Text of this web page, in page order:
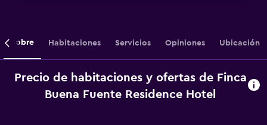
Sobre Habitaciones Servicios Opiniones Ubicación
Precio de habitaciones y ofertas de Finca
Buena Fuente Residence Hotel